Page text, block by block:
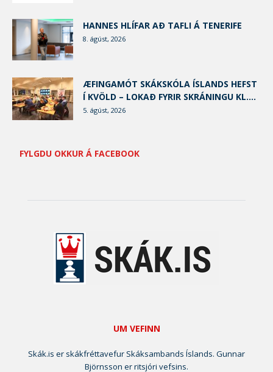
HANNES HLÍFAR AÐ TAFLI Á TENERIFE
8. ágúst, 2026
ÆFINGAMÓT SKÁKSKÓLA ÍSLANDS HEFST
Í KVÖLD – LOKAÐ FYRIR SKRÁNINGU KL....
5. ágúst, 2026
FYLGDU OKKUR Á FACEBOOK
UM VEFINN
Skák.is er skákfréttavefur Skáksambands Íslands. Gunnar
Björnsson er ritsjóri vefsins.